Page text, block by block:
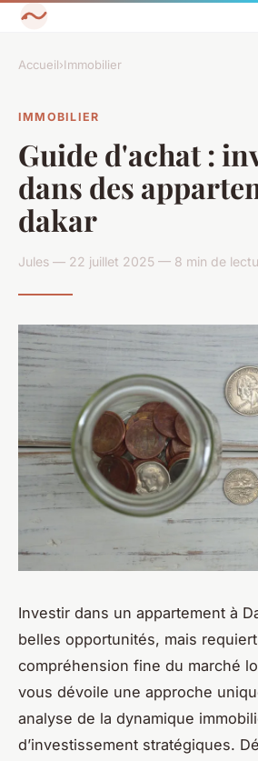
Accueil›Immobilier
IMMOBILIER
Guide d'achat :
dans des
dakar
Jules — 22 juillet 2025 — 8 min de
Investir dans un appartement à
belles opportunités, mais
compréhension fine du marché
vous dévoile une approche
analyse de la dynamique
d’investissement stratégiques.